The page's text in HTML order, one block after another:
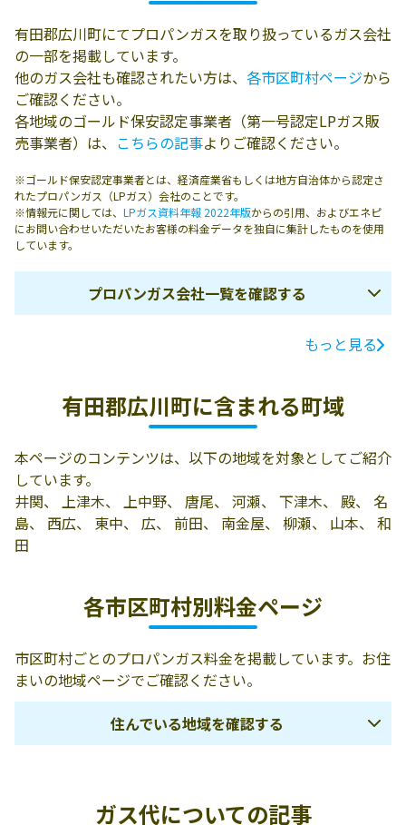
有田郡広川町にてプロパンガスを取り扱っているガス会社
の一部を掲載しています。
他のガス会社も確認されたい方は、 各市区町村ページから
ご確認ください。
各地域のゴールド保安認定事業者（第一号認定LPガス販
売事業者）は、 こちらの記事よりご確認ください。
※ゴールド保安認定事業者とは、経済産業省もしくは地方自治体から認定さ
れたプロパンガス（LPガス）会社のことです。
※情報元に関しては、 LPガス資料年報 2022年版からの引用、およびエネピ
にお問い合わせいただいたお客様の料金データを独自に集計したものを使用
しています。
プロパンガス会社一覧を確認する
電話番号
広川町大字広
485-7
もっと見る
有田郡広川町に含まれる町域
本ページのコンテンツは、以下の地域を対象としてご紹介
しています。
井関、 上津木、 上中野、 唐尾、 河瀬、 下津木、 殿、 名
島、 西広、 東中、 広、 前田、 南金屋、 柳瀬、 山本、 和
田
各市区町村別料金ページ
市区町村ごとのプロパンガス料金を掲載しています。お住
まいの地域ページでご確認ください。
住んでいる地域を確認する
橋本市 伊都郡かつらぎ
ガス代についての記事